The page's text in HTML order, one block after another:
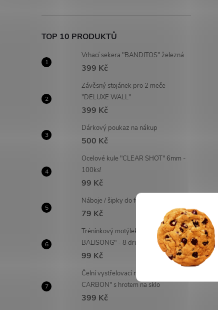
TOP 10 PRODUKTŮ
Vrhací sekera "BANDITOS" železná
399 Kč
Závěsný stojánek pro 2 meče
"DELUXE WALL"
399 Kč
Dárkový poukaz na nákup
500 Kč
Ocelové kule "CLEAR SHOT" 6mm -
100ks!
99 Kč
Náboje / šipky do foukaček - 20 ks!
79 Kč
Tréninkový motýlek "FANTASY
BALISONG" - 8 druhů!
99 Kč
Čelní vystřelovací nůž "OTF
CARBON" s hrotem na sklo
399 Kč